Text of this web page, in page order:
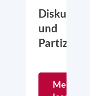
Diskurs
und
Partizipation
Mehr